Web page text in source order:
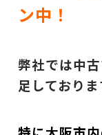
ン中！
弊社では中
足しておりま